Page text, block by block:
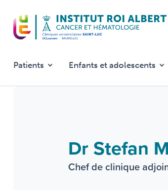
contenu
principal
Patients Enfants et adolescents
Dr Stefan
Chef de clinique